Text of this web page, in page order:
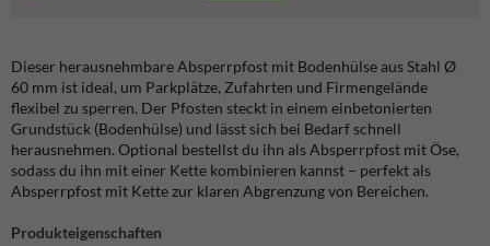
Dieser herausnehmbare Absperrpfost mit Bodenhülse aus Stahl Ø
60 mm ist ideal, um Parkplätze, Zufahrten und Firmengelände
flexibel zu sperren. Der Pfosten steckt in einem einbetonierten
Grundstück (Bodenhülse) und lässt sich bei Bedarf schnell
herausnehmen. Optional bestellst du ihn als Absperrpfost mit Öse,
sodass du ihn mit einer Kette kombinieren kannst – perfekt als
Absperrpfost mit Kette zur klaren Abgrenzung von Bereichen.
Produkteigenschaften